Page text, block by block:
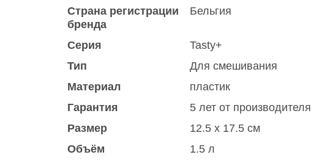
Страна регистрации
бренда
Бельгия
Серия
Tasty+
Тип
Для смешивания
Материал
пластик
Гарантия
5 лет от производителя
Размер
12.5 x 17.5 см
Объём
1.5 л